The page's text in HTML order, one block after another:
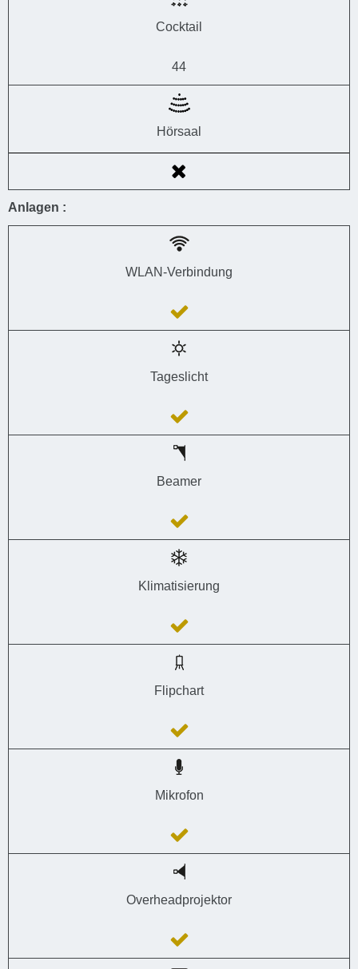
Cocktail
44
Hörsaal
Anlagen :
WLAN-Verbindung
Tageslicht
Beamer
Klimatisierung
Flipchart
Mikrofon
Overheadprojektor